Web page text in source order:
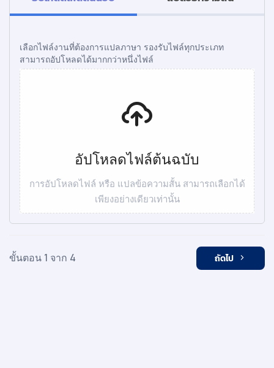
เลือกไฟล์งานที่ต้องการแปลภาษา รองรับไฟล์ทุกประเภท
สามารถอัปโหลดได้มากกว่าหนึ่งไฟล์
อัปโหลดไฟล์ต้นฉบับ
การอัปโหลดไฟล์ หรือ แปลข้อความสั้น สามารถเลือกได้
เพียงอย่างเดียวเท่านั้น
ขั้นตอน 1 จาก 4 ถัดไป